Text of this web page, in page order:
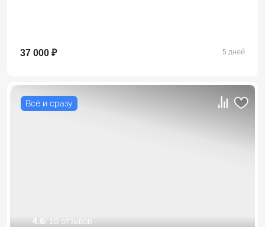
37 000 ₽ 5 дней
Всё и сразу
4.6/ 10 отзывов